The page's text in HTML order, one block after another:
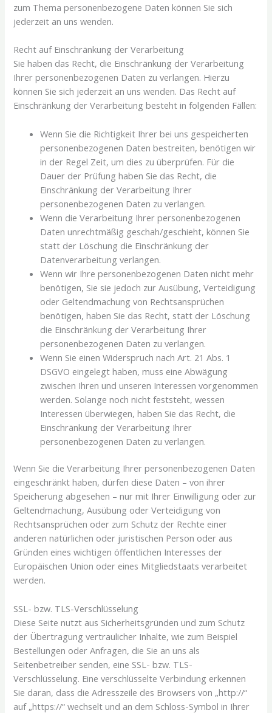
zum Thema personenbezogene Daten können Sie sich
jederzeit an uns wenden.
Recht auf Einschränkung der Verarbeitung
Sie haben das Recht, die Einschränkung der Verarbeitung
Ihrer personenbezogenen Daten zu verlangen. Hierzu
können Sie sich jederzeit an uns wenden. Das Recht auf
Einschränkung der Verarbeitung besteht in folgenden Fällen:
Wenn Sie die Richtigkeit Ihrer bei uns gespeicherten
personenbezogenen Daten bestreiten, benötigen wir
in der Regel Zeit, um dies zu überprüfen. Für die
Dauer der Prüfung haben Sie das Recht, die
Einschränkung der Verarbeitung Ihrer
personenbezogenen Daten zu verlangen.
Wenn die Verarbeitung Ihrer personenbezogenen
Daten unrechtmäßig geschah/geschieht, können Sie
statt der Löschung die Einschränkung der
Datenverarbeitung verlangen.
Wenn wir Ihre personenbezogenen Daten nicht mehr
benötigen, Sie sie jedoch zur Ausübung, Verteidigung
oder Geltendmachung von Rechtsansprüchen
benötigen, haben Sie das Recht, statt der Löschung
die Einschränkung der Verarbeitung Ihrer
personenbezogenen Daten zu verlangen.
Wenn Sie einen Widerspruch nach Art. 21 Abs. 1
DSGVO eingelegt haben, muss eine Abwägung
zwischen Ihren und unseren Interessen vorgenommen
werden. Solange noch nicht feststeht, wessen
Interessen überwiegen, haben Sie das Recht, die
Einschränkung der Verarbeitung Ihrer
personenbezogenen Daten zu verlangen.
Wenn Sie die Verarbeitung Ihrer personenbezogenen Daten
eingeschränkt haben, dürfen diese Daten – von ihrer
Speicherung abgesehen – nur mit Ihrer Einwilligung oder zur
Geltendmachung, Ausübung oder Verteidigung von
Rechtsansprüchen oder zum Schutz der Rechte einer
anderen natürlichen oder juristischen Person oder aus
Gründen eines wichtigen öffentlichen Interesses der
Europäischen Union oder eines Mitgliedstaats verarbeitet
werden.
SSL- bzw. TLS-Verschlüsselung
Diese Seite nutzt aus Sicherheitsgründen und zum Schutz
der Übertragung vertraulicher Inhalte, wie zum Beispiel
Bestellungen oder Anfragen, die Sie an uns als
Seitenbetreiber senden, eine SSL- bzw. TLS-
Verschlüsselung. Eine verschlüsselte Verbindung erkennen
Sie daran, dass die Adresszeile des Browsers von „http://“
auf „https://“ wechselt und an dem Schloss-Symbol in Ihrer